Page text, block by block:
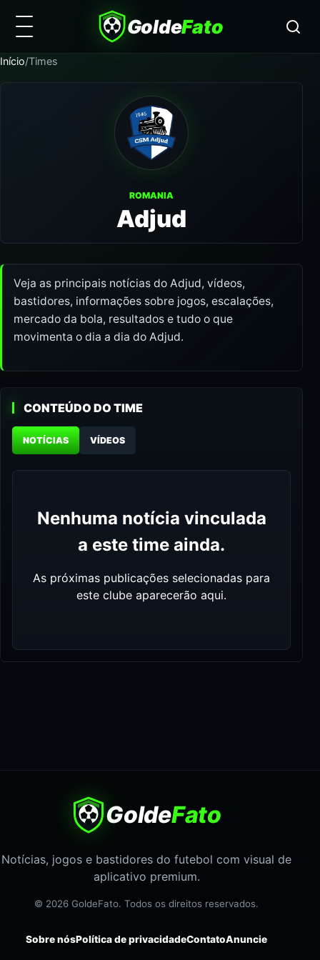
GoldeFato
Início/Times
ROMANIA
Adjud
Veja as principais notícias do Adjud, vídeos,
bastidores, informações sobre jogos, escalações,
mercado da bola, resultados e tudo o que
movimenta o dia a dia do Adjud.
CONTEÚDO DO TIME
NOTÍCIAS VÍDEOS
Nenhuma notícia vinculada
a este time ainda.
As próximas publicações selecionadas para
este clube aparecerão aqui.
GoldeFato
Notícias, jogos e bastidores do futebol com visual de
aplicativo premium.
© 2026 GoldeFato. Todos os direitos reservados.
Sobre nósPolítica de privacidadeContatoAnuncie